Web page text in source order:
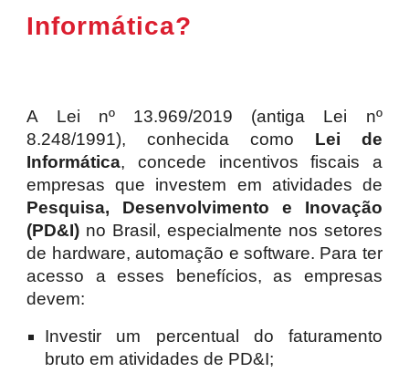
Informática?
A Lei nº 13.969/2019 (antiga Lei nº
8.248/1991), conhecida como Lei de
Informática, concede incentivos fiscais a
empresas que investem em atividades de
Pesquisa, Desenvolvimento e Inovação
(PD&I) no Brasil, especialmente nos setores
de hardware, automação e software. Para ter
acesso a esses benefícios, as empresas
devem:
Investir um percentual do faturamento
bruto em atividades de PD&I;